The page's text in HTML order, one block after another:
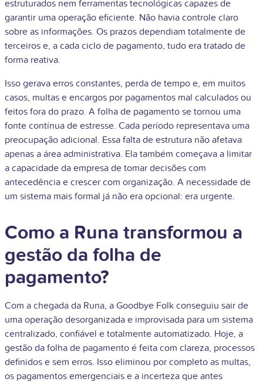
estruturados nem ferramentas tecnológicas capazes de
garantir uma operação eficiente. Não havia controle claro
sobre as informações. Os prazos dependiam totalmente de
terceiros e, a cada ciclo de pagamento, tudo era tratado de
forma reativa.
Isso gerava erros constantes, perda de tempo e, em muitos
casos, multas e encargos por pagamentos mal calculados ou
feitos fora do prazo. A folha de pagamento se tornou uma
fonte contínua de estresse. Cada período representava uma
preocupação adicional. Essa falta de estrutura não afetava
apenas a área administrativa. Ela também começava a limitar
a capacidade da empresa de tomar decisões com
antecedência e crescer com organização. A necessidade de
um sistema mais formal já não era opcional: era urgente.
Como a Runa transformou a
gestão da folha de
pagamento?
Com a chegada da Runa, a Goodbye Folk conseguiu sair de
uma operação desorganizada e improvisada para um sistema
centralizado, confiável e totalmente automatizado. Hoje, a
gestão da folha de pagamento é feita com clareza, processos
definidos e sem erros. Isso eliminou por completo as multas,
os pagamentos emergenciais e a incerteza que antes